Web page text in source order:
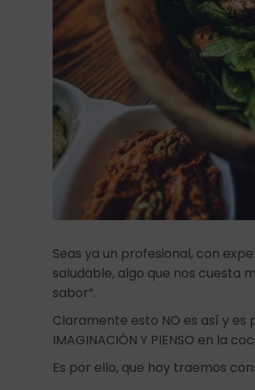
Seas ya un profesional, con
saludable, algo que nos cuesta
sabor”.
Claramente esto NO es así y es
IMAGINACIÓN Y PIENSO en la
Es por ello, que hoy traemos